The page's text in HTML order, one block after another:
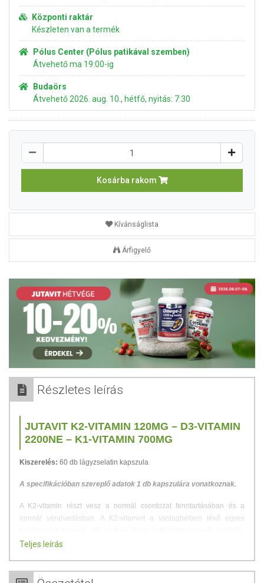
Központi raktár
Készleten van a termék
Pólus Center (Pólus patikával szemben)
Átvehető ma 19:00-ig
Budaörs
Átvehető 2026. aug. 10., hétfő, nyitás: 7:30
Kosárba rakom
Kívánságlista
Árfigyelő
Részletes leírás
JUTAVIT K2-VITAMIN 120ΜG – D3-VITAMIN
2200NE – K1-VITAMIN 700ΜG
Kiszerelés: 60 db lágyzselatin kapszula
A specifikációban szereplő adatok 1 db kapszulára vonatkoznak.
A K2-vitamin részt vesz a normál csontozat fenntartásában és a
normál véralvadásban. A K2-vitamint a vastagbélben lévő egyes
termelése csökkenhet.
lenyelni.
Teljes leírás